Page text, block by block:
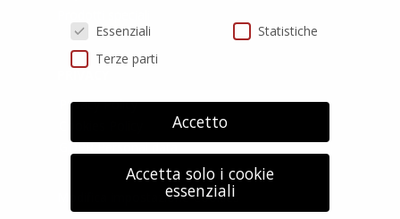
Privacy Policy
GDPR Personal data
Modifica impostazione Cookies
Preferenze Privacy
Essenziali
Statistiche
Terze parti
Accetto
Accetta solo i cookie
essenziali